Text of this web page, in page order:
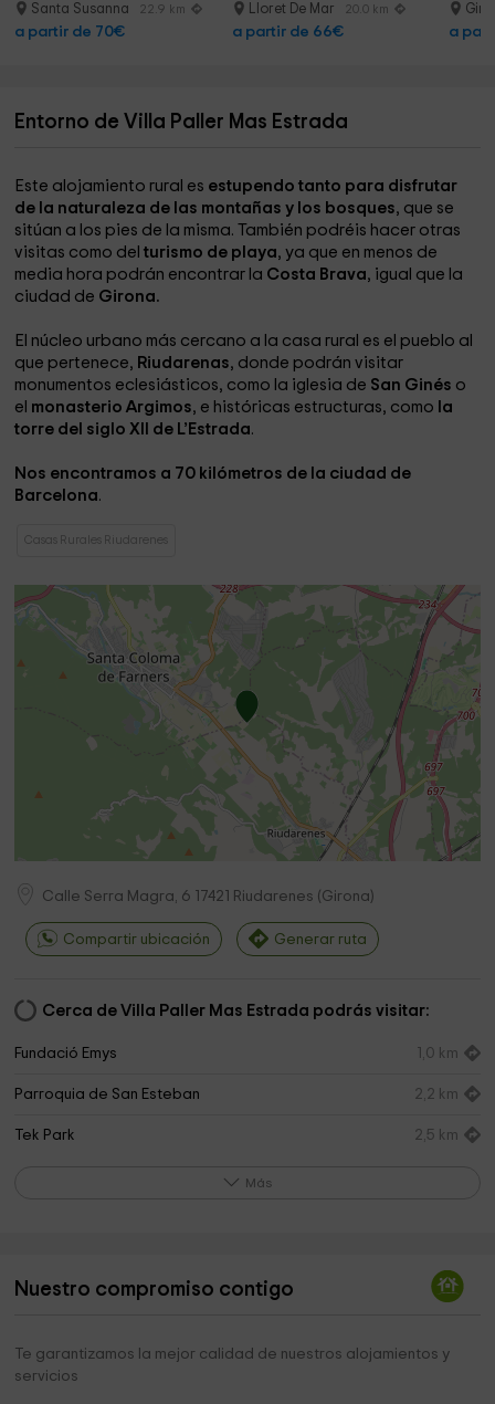
1h30Santa Susanna 22.9 km
a partir de 70€
Lloret De Mar 20.0 km
a partir de 66€ a
Entorno de Villa Paller Mas Estrada
Este alojamiento rural es estupendo tanto para disfrutar
de la naturaleza de las montañas y los bosques, que se
sitúan a los pies de la misma. También podréis hacer otras
visitas como del turismo de playa, ya que en menos de
media hora podrán encontrar la Costa Brava, igual que la
ciudad de Girona.
El núcleo urbano más cercano a la casa rural es el pueblo al
que pertenece, Riudarenas, donde podrán visitar
monumentos eclesiásticos, como la iglesia de San Ginés o
el monasterio Argimos, e históricas estructuras, como la
torre del siglo XII de L’Estrada.
Nos encontramos a 70 kilómetros de la ciudad de
Barcelona.
Casas Rurales Riudarenes
Calle Serra Magra, 6 17421 Riudarenes (Girona)
Compartir ubicación Generar ruta
Cerca de Villa Paller Mas Estrada podrás visitar:
Fundació Emys 1,0 km
Parroquia de San Esteban 2,2 km
Tek Park 2,5 km
Ayuntamiento de Riudarenes 3,1 km
Ayuntamiento de Santa Coloma de Farners
Más
Nuestro compromiso contigo
Te garantizamos la mejor calidad de nuestros alojamientos y
servicios